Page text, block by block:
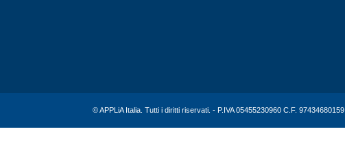
© APPLiA Italia. Tutti i diritti riservati. - P.IVA 05455230960 C.F. 97434680159